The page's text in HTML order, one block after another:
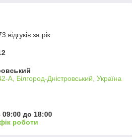
за рік
А, Білгород-Дністровський, Україна
09:00 до 18:00
роботи